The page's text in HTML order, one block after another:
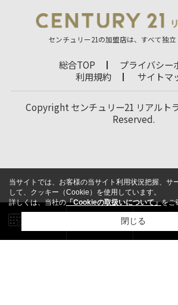
センチュリー21の加盟店は、すべて独立
総合TOP
プライバシー
利用規約
サイトマ
Copyright センチュリー21 リアルト
Reserved.
当サイトでは、お客様の当サイト利用状況把握、サ
して、クッキー（Cookie）を使用しています。
詳しくは、当社の「Cookieの取扱いについて」をご
閉じる